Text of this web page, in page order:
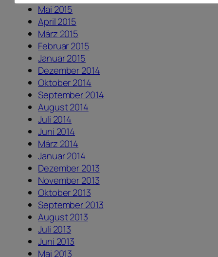
Mai 2015
April 2015
März 2015
Februar 2015
Januar 2015
Dezember 2014
Oktober 2014
September 2014
August 2014
Juli 2014
Juni 2014
März 2014
Januar 2014
Dezember 2013
November 2013
Oktober 2013
September 2013
August 2013
Juli 2013
Juni 2013
Mai 2013